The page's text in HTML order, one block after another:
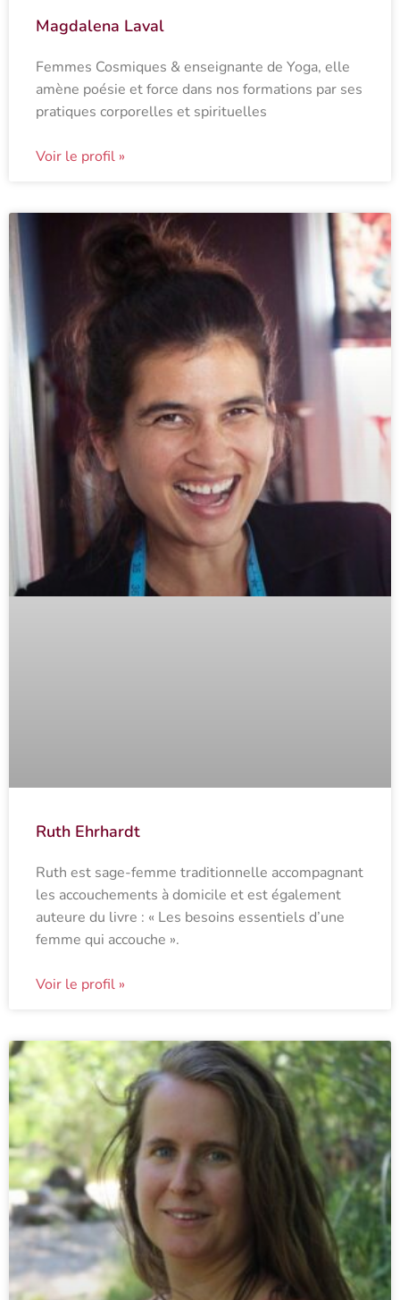
Magdalena Laval
Femmes Cosmiques & enseignante de Yoga, elle
amène poésie et force dans nos formations par ses
pratiques corporelles et spirituelles
Voir le profil »
Ruth Ehrhardt
Ruth est sage-femme traditionnelle accompagnant
les accouchements à domicile et est également
auteure du livre : « Les besoins essentiels d’une
femme qui accouche ».
Voir le profil »